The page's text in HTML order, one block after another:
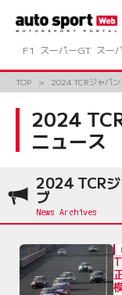
ツ
ス
F1 スーパーGT スー
TOP 2024 TCRジャパ
2024
ニュース
2024 TCRジ
ブ